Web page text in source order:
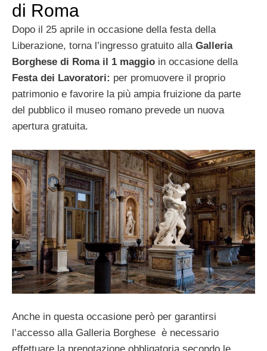
di Roma
Dopo il 25 aprile in occasione della festa della
Liberazione, torna l’ingresso gratuito alla Galleria
Borghese di Roma il 1 maggio in occasione della
Festa dei Lavoratori: per promuovere il proprio
patrimonio e favorire la più ampia fruizione da parte
del pubblico il museo romano prevede un nuova
apertura gratuita.
Anche in questa occasione però per garantirsi
l’accesso alla Galleria Borghese è necessario